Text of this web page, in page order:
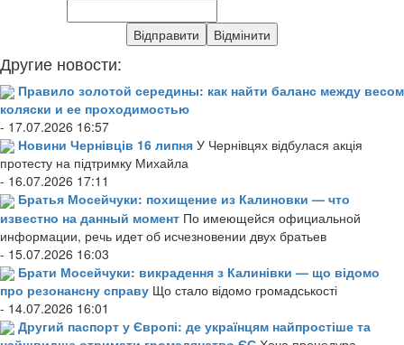
Другие новости:
Правило золотой середины: как найти баланс между весом
коляски и ее проходимостью
- 17.07.2026 16:57
Новини Чернівців 16 липня У Чернівцях відбулася акція
протесту на підтримку Михайла
- 16.07.2026 17:11
Братья Мосейчуки: похищение из Калиновки — что
известно на данный момент По имеющейся официальной
информации, речь идет об исчезновении двух братьев
- 15.07.2026 16:03
Брати Мосейчуки: викрадення з Калинівки — що відомо
про резонансну справу Що стало відомо громадськості
- 14.07.2026 16:01
Другий паспорт у Європі: де українцям найпростіше та